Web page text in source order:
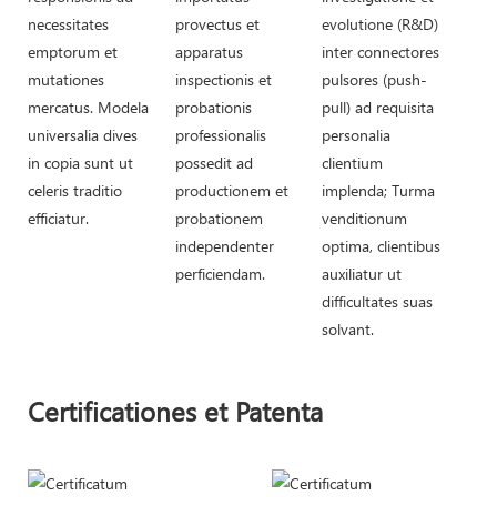
necessitates
emptorum et
mutationes
mercatus. Modela
universalia dives
in copia sunt ut
celeris traditio
efficiatur.
provectus et
apparatus
inspectionis et
probationis
professionalis
possedit ad
productionem et
probationem
independenter
perficiendam.
evolutione (R&D)
inter connectores
pulsores (push-
pull) ad requisita
personalia
clientium
implenda; Turma
venditionum
optima, clientibus
auxiliatur ut
difficultates suas
solvant.
Certificationes et Patenta